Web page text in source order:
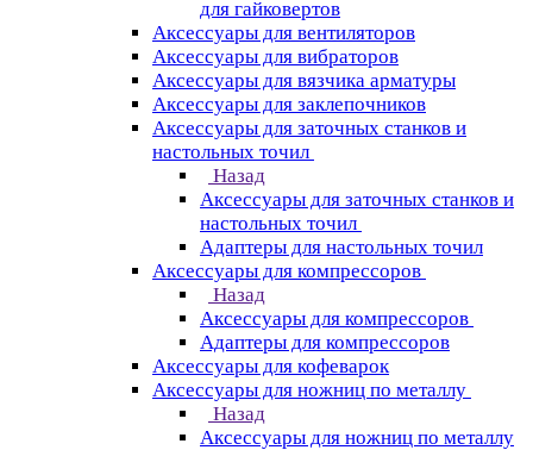
для гайковертов
Аксессуары для вентиляторов
Аксессуары для вибраторов
Аксессуары для вязчика арматуры
Аксессуары для заклепочников
Аксессуары для заточных станков и
настольных точил
Назад
Аксессуары для заточных станков и
настольных точил
Адаптеры для настольных точил
Аксессуары для компрессоров
Назад
Аксессуары для компрессоров
Адаптеры для компрессоров
Аксессуары для кофеварок
Аксессуары для ножниц по металлу
Назад
Аксессуары для ножниц по металлу